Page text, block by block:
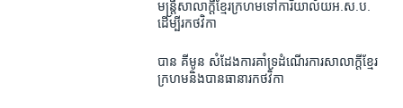
មន្ដ្រី​សាលាក្ដី​ខ្មែរក្រហម​ទៅ​ការិយាល័យ​អ.ស.ប.​
ដើម្បី​រក​ថវិកា
បាន គីមូន​ សំដែង​ការគាំទ្រ​ដំណើរការ​សាលាក្តី​ខ្មែរ
ក្រហម​និង​បាន​ធានា​រក​ថវិកា